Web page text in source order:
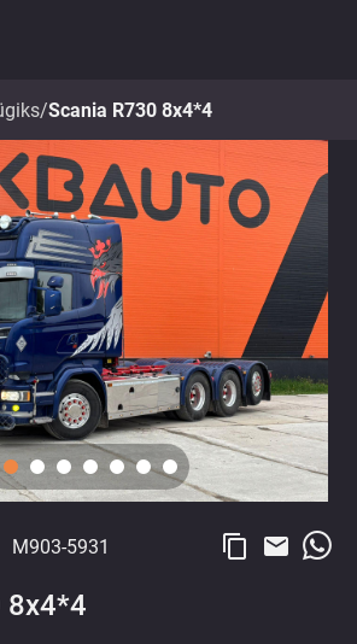
/Scania R730 8x4*4
M903-5931 content_copy email
8x4*4